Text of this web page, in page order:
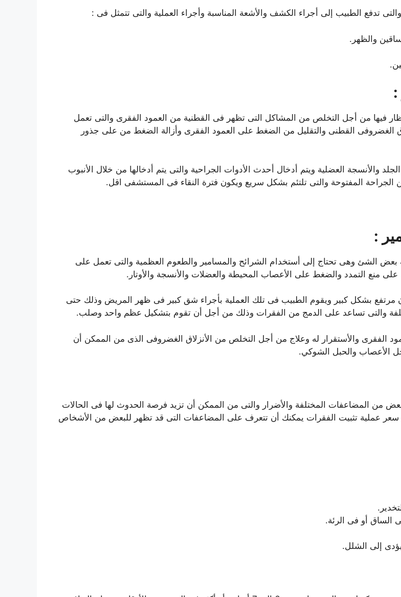
تدفع الطبيب إلى أجراء الكشف والأشعة المناسبة وأجراء العملية والتى تتمثل فى :
والظهر.
:
فيها من أجل التخلص من المشاكل التى تظهر فى القطنية من العمود الفقرى والتى تعمل
الغضروفى القطنى والتقليل من الضغط على العمود الفقرى وأزالة الضغط من على جذور
والأنسجة العضلية ويتم أدخال أحدث الأدوات الجراحية والتى يتم أدخالها من خلال الأنبوب
المفتوحة والتى تلتئم بشكل سريع ويكون فترة النقاء فى المستشفى اقل.
:
بعض الشئ وهى تحتاج إلى أستخدام الشرائح والمسامير والطعوم العظمية والتى تعمل على
منع التمدد والضغط على الأعصاب المحيطة والعضلات والأنسجة والأوتار.
مرتفع بشكل كبير ويقوم الطبيب فى تلك العملية بأجراء شق كبير فى ظهر المريض وذلك حتى
والتى تساعد على الدمج من الفقرات وذلك من أجل أن تقوم بتشكيل عظم واحد وصلب.
الفقرى والأستقرار له وعلاج من أجل التخلص من الأنزلاق الغضروفى الذى من الممكن أن
الأعصاب والحبل الشوكي.
من المضاعفات المختلفة والأضرار والتى من الممكن أن تزيد فرصة الحدوث لها فى الحالات
عملية تثبيت الفقرات يمكنك أن تتعرف على المضاعفات التى قد تظهر للبعض من الأشخاص
الساق أو فى الرئة.
إلى الشلل.